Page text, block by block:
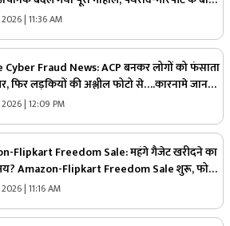
में माहौल तनावपूर्ण
| 11:36 AM
Fraud News: ACP बनकर लोगों को फंसाता
फिर लड़कियों की अश्लील फोटो से….कारनामे जानकर
रह गई दंग
| 12:09 PM
Flipkart Freedom Sale: महंगे गैजेट खरीदने का
Amazon-Flipkart Freedom Sale शुरू, फोन
हो गए 80% सस्ते! जानें कौन-कौन से ऑफर हैं खास
| 11:16 AM